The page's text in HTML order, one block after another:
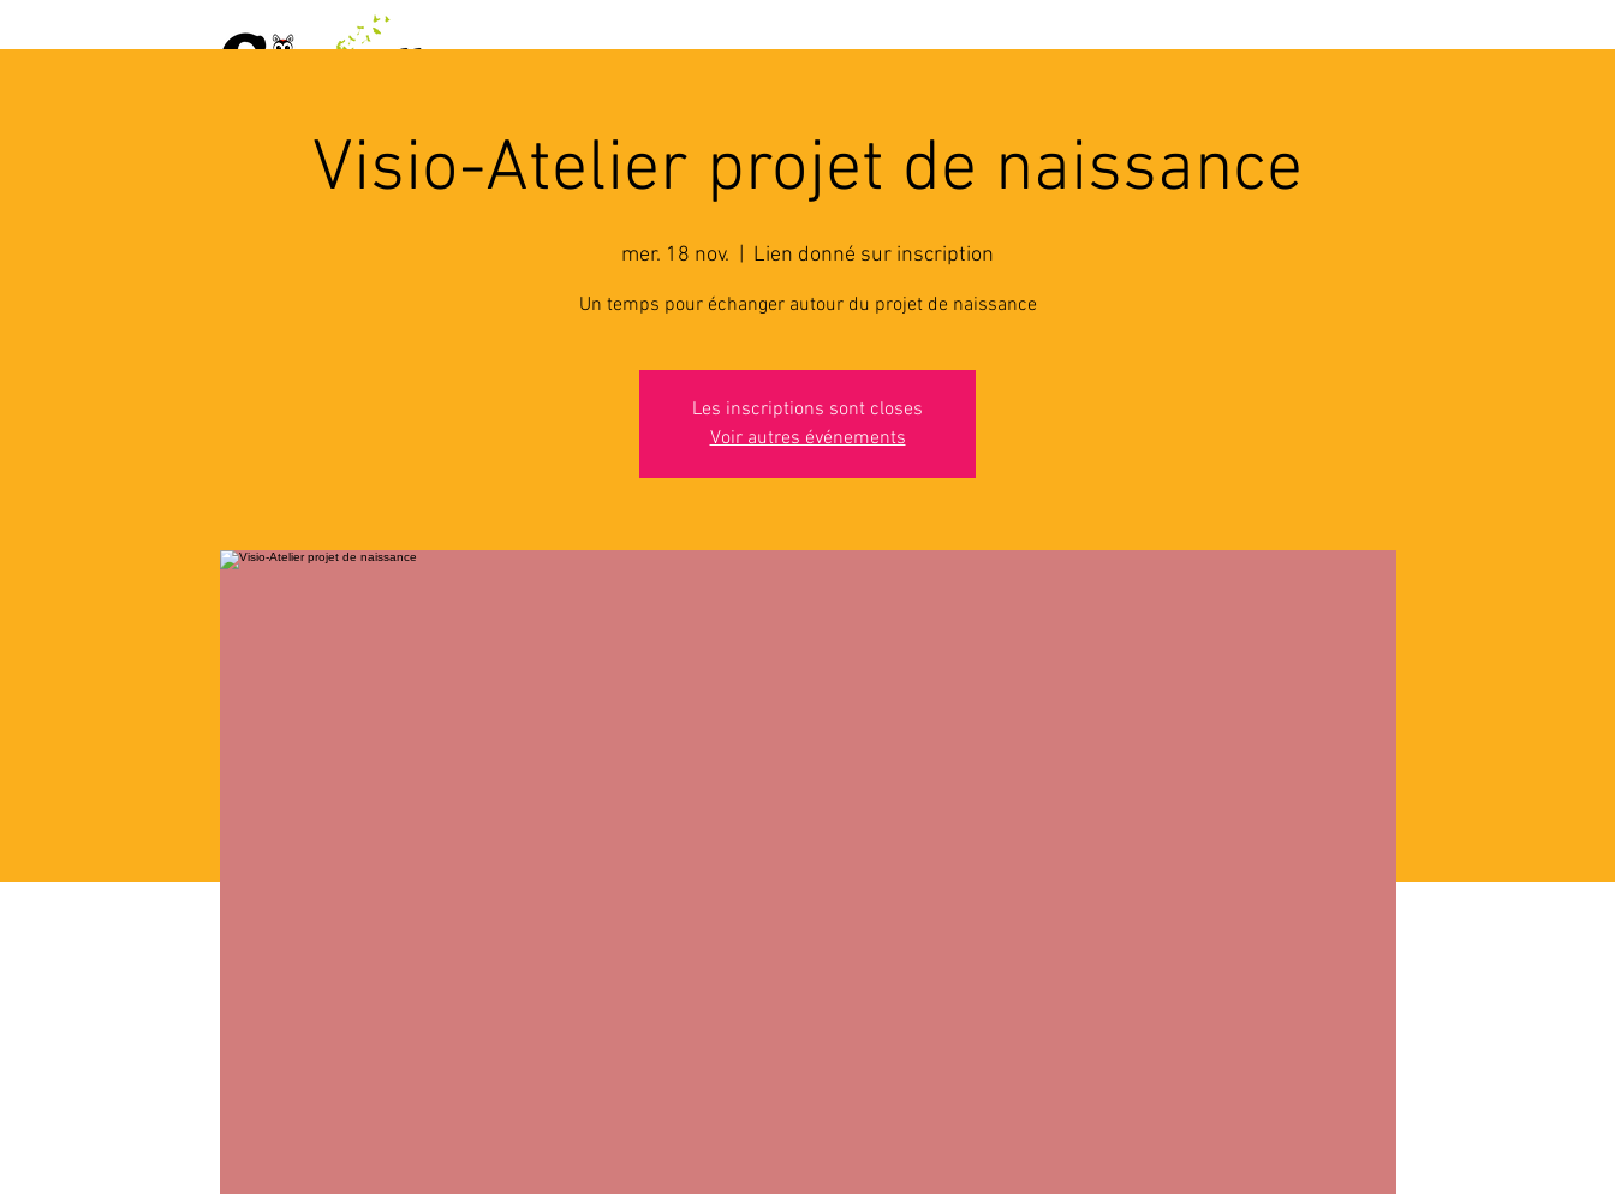
Visio-Atelier projet de naissance
mer. 18 nov. Lien donné sur inscription
Un temps pour échanger autour du projet de naissance
Les inscriptions sont closes
Voir autres événements